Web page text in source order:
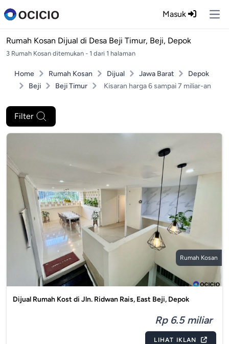
Masuk
Rumah Kosan Dijual di Desa Beji Timur, Beji, Depok
3 Rumah Kosan ditemukan - 1 dari 1 halaman
Home Rumah Kosan Dijual Jawa Barat
Depok
Beji
Beji Timur Kisaran harga 6 sampai 7 miliar-an
Filter
Rumah Kosan
Dijual Rumah Kost di Jln. Ridwan Rais, East Beji, Depok
Rp 6.5 miliar
LIHAT IKLAN